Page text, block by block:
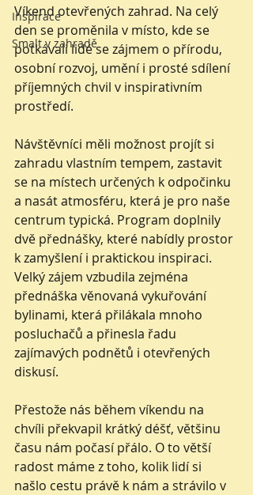
Inspirace
Smalt v zahradě
Víkend otevřených zahrad. Na celý
den se proměnila v místo, kde se
potkávali lidé se zájmem o přírodu,
osobní rozvoj, umění i prosté sdílení
příjemných chvil v inspirativním
prostředí.
Návštěvníci měli možnost projít si
zahradu vlastním tempem, zastavit
se na místech určených k odpočinku
a nasát atmosféru, která je pro naše
centrum typická. Program doplnily
dvě přednášky, které nabídly prostor
k zamyšlení i praktickou inspiraci.
Velký zájem vzbudila zejména
přednáška věnovaná vykuřování
bylinami, která přilákala mnoho
posluchačů a přinesla řadu
zajímavých podnětů i otevřených
diskusí.
Přestože nás během víkendu na
chvíli překvapil krátký déšť, většinu
času nám počasí přálo. O to větší
radost máme z toho, kolik lidí si
našlo cestu právě k nám a strávilo v